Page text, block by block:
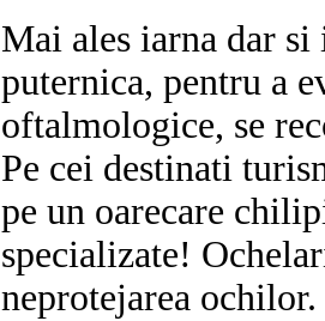
Mai ales iarna dar
puternica, pentru a
oftalmologice, se
Pe cei destinati
pe un oarecare
specializate!
neprotejarea ochilor.